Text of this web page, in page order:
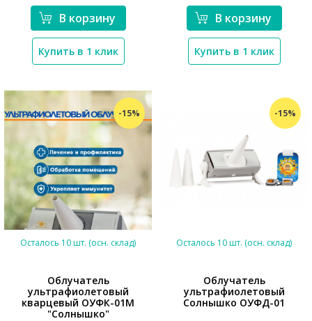
В корзину
Купить в 1 клик
В корзину
Купить в 1 клик
-15%
Осталось 10 шт. (осн. склад)
Облучатель
ультрафиолетовый
кварцевый ОУФК-01М
"Солнышко"
-15%
*}
Осталось 10 шт. (осн. склад)
Облучатель
ультрафиолетовый
Солнышко ОУФД-01